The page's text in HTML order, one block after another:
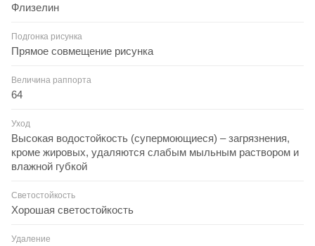
Флизелин
Подгонка рисунка
Прямое совмещение рисунка
Величина раппорта
64
Уход
Высокая водостойкость (супермоющиеся) – загрязнения,
кроме жировых, удаляются слабым мыльным раствором и
влажной губкой
Светостойкость
Хорошая светостойкость
Удаление